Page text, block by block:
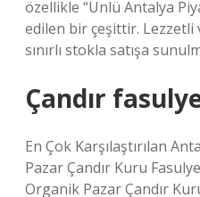
özellikle “Ünlü Antalya
edilen bir çeşittir. Lezzetli
sınırlı stokla satışa
Çandır
En Çok Karşılaştırılan
Pazar Çandır Kuru
Organik Pazar Çandır